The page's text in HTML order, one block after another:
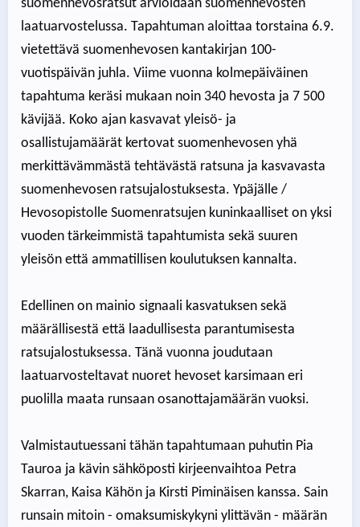
suomenhevosratsut arvioidaan suomenhevosten
laatuarvostelussa. Tapahtuman aloittaa torstaina 6.9.
vietettävä suomenhevosen kantakirjan 100-
vuotispäivän juhla. Viime vuonna kolmepäiväinen
tapahtuma keräsi mukaan noin 340 hevosta ja 7 500
kävijää. Koko ajan kasvavat yleisö- ja
osallistujamäärät kertovat suomenhevosen yhä
merkittävämmästä tehtävästä ratsuna ja kasvavasta
suomenhevosen ratsujalostuksesta. Ypäjälle /
Hevosopistolle Suomenratsujen kuninkaalliset on yksi
vuoden tärkeimmistä tapahtumista sekä suuren
yleisön että ammatillisen koulutuksen kannalta.
Edellinen on mainio signaali kasvatuksen sekä
määrällisestä että laadullisesta parantumisesta
ratsujalostuksessa. Tänä vuonna joudutaan
laatuarvosteltavat nuoret hevoset karsimaan eri
puolilla maata runsaan osanottajamäärän vuoksi.
Valmistautuessani tähän tapahtumaan puhutin Pia
Tauroa ja kävin sähköposti kirjeenvaihtoa Petra
Skarran, Kaisa Kähön ja Kirsti Piminäisen kanssa. Sain
runsain mitoin - omaksumiskykyni ylittävän - määrän